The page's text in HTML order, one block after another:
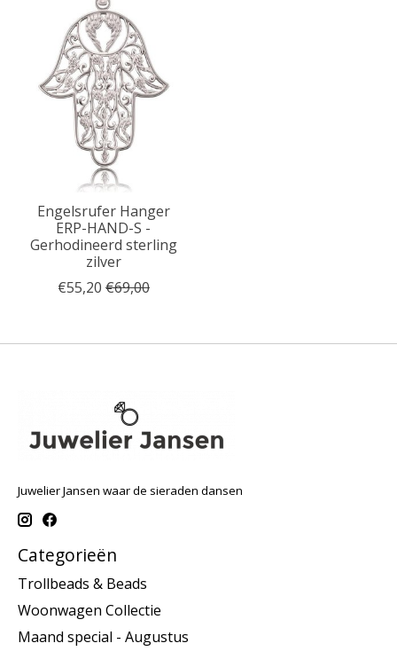
Engelsrufer Hanger
ERP-HAND-S -
Gerhodineerd sterling
zilver
€55,20 €69,00
Juwelier Jansen waar de sieraden dansen
Categorieën
Trollbeads & Beads
Woonwagen Collectie
Maand special - Augustus